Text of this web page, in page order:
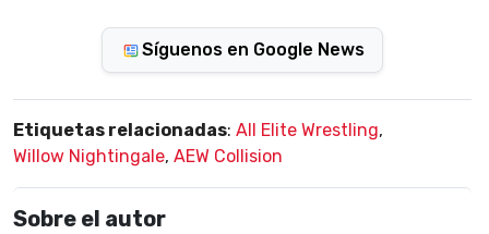
Síguenos en Google News
Etiquetas relacionadas: All Elite Wrestling,
Willow Nightingale, AEW Collision
Sobre el autor